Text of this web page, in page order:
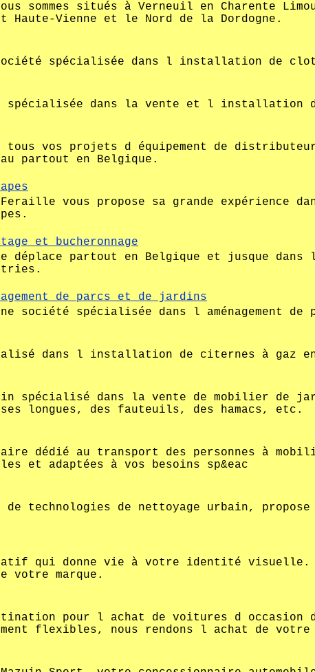
sommes situés à Verneuil en Charente
Vienne et le Nord de la Dordogne.
spécialisée dans l installation de
spécialisée dans la vente et l installation
tous vos projets d équipement de
partout en Belgique.
vous propose sa grande expérience
et bucheronnage
déplace partout en Belgique et jusque
de parcs et de jardins
société spécialisée dans l aménagement
dans l installation de citernes à gaz
spécialisé dans la vente de mobilier de
longues, des fauteuils, des hamacs, etc.
dédié au transport des personnes à
et adaptées à vos besoins sp&eac
technologies de nettoyage urbain,
qui donne vie à votre identité visuelle.
votre marque.
pour l achat de voitures d occasion
flexibles, nous rendons l achat de